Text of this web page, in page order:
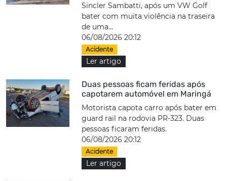
Sincler Sambatti, após um VW Golf
bater com muita violência na traseira
de uma...
06/08/2026 20:12
Acidente
Ler artigo
Duas pessoas ficam feridas após
capotarem automóvel em Maringá
Motorista capota carro após bater em
guard rail na rodovia PR-323. Duas
pessoas ficaram feridas.
06/08/2026 20:12
Acidente
Ler artigo